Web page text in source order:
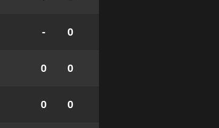
- 0
0 0
0 0